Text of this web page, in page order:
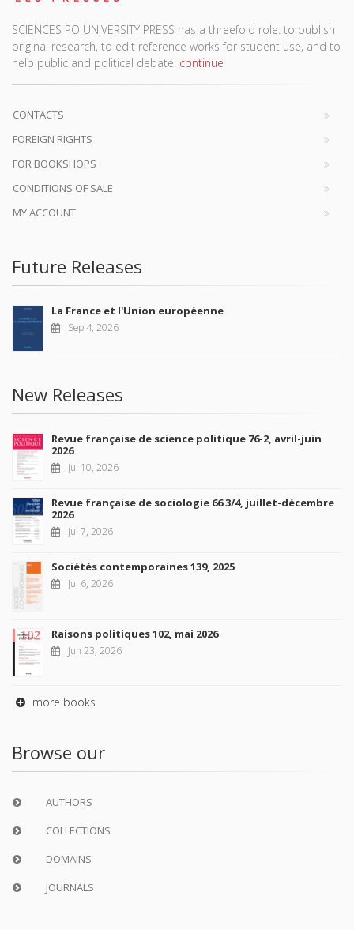
SCIENCES PO UNIVERSITY PRESS has a threefold role: to publish
original research, to edit reference works for student use, and to
help public and political debate. continue
CONTACTS
FOREIGN RIGHTS
FOR BOOKSHOPS
CONDITIONS OF SALE
MY ACCOUNT
Future Releases
La France et l'Union européenne
Sep 4, 2026
New Releases
Revue française de science politique 76-2, avril-juin
2026
Jul 10, 2026
Revue française de sociologie 66 3/4, juillet-décembre
2026
Jul 7, 2026
Sociétés contemporaines 139, 2025
Jul 6, 2026
Raisons politiques 102, mai 2026
Jun 23, 2026
more books
Browse our
AUTHORS
COLLECTIONS
DOMAINS
JOURNALS